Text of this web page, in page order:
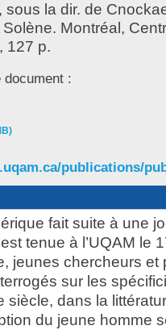
, sous la dir. de
. Montréal,
127 p.
:
publications/
fait suite à une
tenue à l’UQAM le
jeunes chercheurs et
sur les
siècle, dans la
du jeune homme